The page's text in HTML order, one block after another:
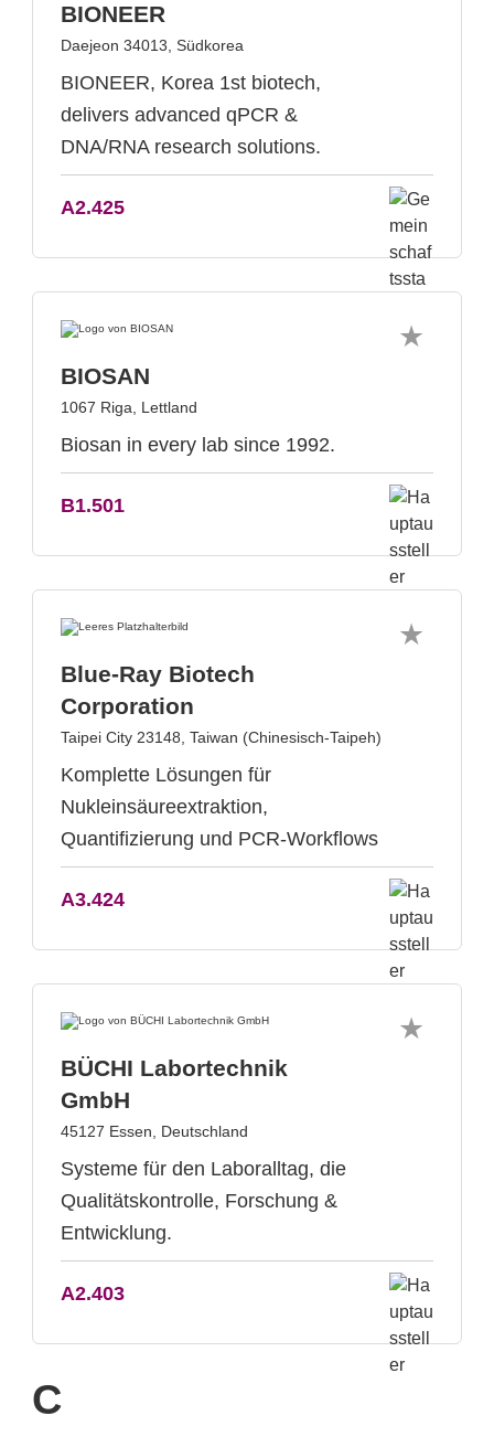
BIONEER
Daejeon 34013, Südkorea
BIONEER, Korea 1st biotech,
delivers advanced qPCR &
DNA/RNA research solutions.
A2.425
BIOSAN
1067 Riga, Lettland
Biosan in every lab since 1992.
B1.501
Blue-Ray Biotech
Corporation
Taipei City 23148, Taiwan (Chinesisch-Taipeh)
Komplette Lösungen für
Nukleinsäureextraktion,
Quantifizierung und PCR-Workflows
A3.424
BÜCHI Labortechnik
GmbH
45127 Essen, Deutschland
Systeme für den Laboralltag, die
Qualitätskontrolle, Forschung &
Entwicklung.
A2.403
C